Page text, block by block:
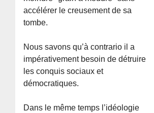
accélérer le creusement de sa
tombe.
Nous savons qu’à contrario il a
impérativement besoin de détruire
les conquis sociaux et
démocratiques.
Dans le même temps l’idéologie